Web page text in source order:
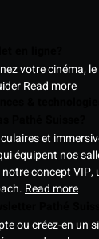
votre cinéma,
Read more
et
équipent nos
concept VIP,
Read more
ou créez-en un